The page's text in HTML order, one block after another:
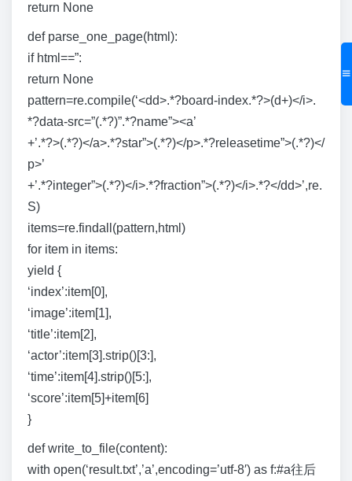
return None
def parse_one_page(html):
if html==”:
return None
pattern=re.compile(‘<dd>.*?board-index.*?>(d+)</i>.
*?data-src=”(.*?)”.*?name”><a’
+’.*?>(.*?)</a>.*?star”>(.*?)</p>.*?releasetime”>(.*?)</
p>’
+’.*?integer”>(.*?)</i>.*?fraction”>(.*?)</i>.*?</dd>’,re.
S)
items=re.findall(pattern,html)
for item in items:
yield {
‘index’:item[0],
‘image’:item[1],
‘title’:item[2],
‘actor’:item[3].strip()[3:],
‘time’:item[4].strip()[5:],
‘score’:item[5]+item[6]
}
def write_to_file(content):
with open(‘result.txt’,’a’,encoding=’utf-8′) as f:#a往后